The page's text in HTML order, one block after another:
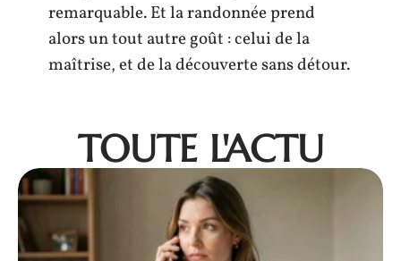
remarquable. Et la randonnée prend
alors un tout autre goût : celui de la
maîtrise, et de la découverte sans détour.
TOUTE L'ACTU